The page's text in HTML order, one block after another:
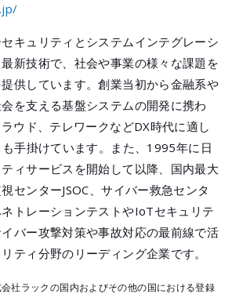
キュリティとシステムインテグレーシ
新技術で、社会や事業の様々な課題を
供しています。創業当初から金融系や
を支える基盤システムの開発に携わ
ウド、テレワークなどDX時代に適し
手掛けています。また、1995年に日
ィサービスを開始して以降、国内最大
センターJSOC、サイバー救急センタ
トレーションテストやIoTセキュリテ
バー攻撃対策や事故対応の最前線で活
ティ分野のリーディング企業です。
社ラックの国内およびその他の国における登録